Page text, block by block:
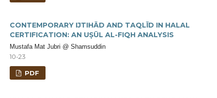
CONTEMPORARY IJTIHĀD AND TAQLĪD IN HALAL
CERTIFICATION: AN UṢŪL AL-FIQH ANALYSIS
Mustafa Mat Jubri @ Shamsuddin
10-23
PDF